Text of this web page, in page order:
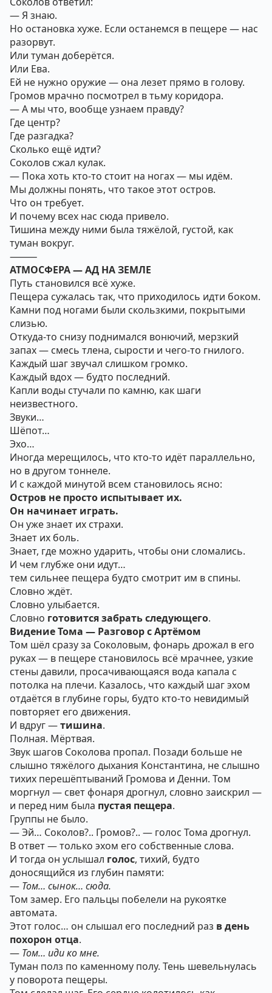
— Я знаю.
Но остановка хуже. Если останемся в пещере — нас
разорвут.
Или туман доберётся.
Или Ева.
Ей не нужно оружие — она лезет прямо в голову.
Громов мрачно посмотрел в тьму коридора.
— А мы что, вообще узнаем правду?
Где центр?
Где разгадка?
Сколько ещё идти?
Соколов сжал кулак.
— Пока хоть кто-то стоит на ногах — мы идём.
Мы должны понять, что такое этот остров.
Что он требует.
И почему всех нас сюда привело.
Тишина между ними была тяжёлой, густой, как
туман вокруг.
⸻
АТМОСФЕРА — АД НА ЗЕМЛЕ
Путь становился всё хуже.
Пещера сужалась так, что приходилось идти боком.
Камни под ногами были скользкими, покрытыми
слизью.
Откуда-то снизу поднимался вонючий, мерзкий
запах — смесь тлена, сырости и чего-то гнилого.
Каждый шаг звучал слишком громко.
Каждый вдох — будто последний.
Капли воды стучали по камню, как шаги
неизвестного.
Звуки…
Шёпот…
Эхо…
Иногда мерещилось, что кто-то идёт параллельно,
но в другом тоннеле.
И с каждой минутой всем становилось ясно:
Остров не просто испытывает их.
Он начинает играть.
Он уже знает их страхи.
Знает их боль.
Знает, где можно ударить, чтобы они сломались.
И чем глубже они идут…
тем сильнее пещера будто смотрит им в спины.
Словно ждёт.
Словно улыбается.
Словно готовится забрать следующего.
Видение Тома — Разговор с Артёмом
Том шёл сразу за Соколовым, фонарь дрожал в его
руках — в пещере становилось всё мрачнее, узкие
стены давили, просачивающаяся вода капала с
потолка на плечи. Казалось, что каждый шаг эхом
отдаётся в глубине горы, будто кто-то невидимый
повторяет его движения.
И вдруг —тишина.
Полная. Мёртвая.
Звук шагов Соколова пропал. Позади больше не
слышно тяжёлого дыхания Константина, не слышно
тихих перешёптываний Громова и Денни. Том
моргнул — свет фонаря дрогнул, словно заискрил —
и перед ним была пустая пещера.
Группы не было.
— Эй… Соколов?.. Громов?.. — голос Тома дрогнул.
В ответ — только эхом его собственные слова.
И тогда он услышал голос, тихий, будто
доносящийся из глубин памяти:
— Том… сынок… сюда.
Том замер. Его пальцы побелели на рукоятке
автомата.
Этот голос… он слышал его последний раз в день
похорон отца.
— Том… иди ко мне.
Туман полз по каменному полу. Тень шевельнулась
у поворота пещеры.